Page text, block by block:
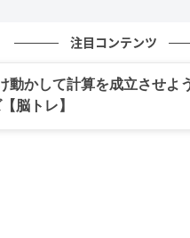
注目コンテンツ
動かして計算を成立させよ
脳トレ】